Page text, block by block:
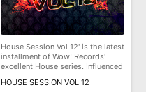
House Session Vol 12' is the latest
installment of Wow! Records'
excellent House series. Influenced
HOUSE SESSION VOL 12